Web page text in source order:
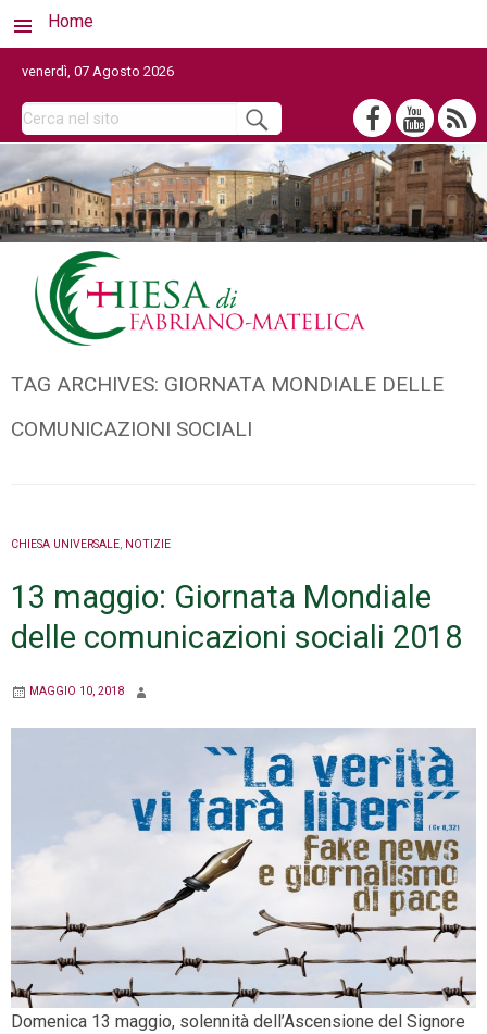
Home
venerdì, 07 Agosto 2026
TAG ARCHIVES: GIORNATA MONDIALE DELLE
COMUNICAZIONI SOCIALI
CHIESA UNIVERSALE, NOTIZIE
13 maggio: Giornata Mondiale
delle comunicazioni sociali 2018
MAGGIO 10, 2018
Domenica 13 maggio, solennità dell’Ascensione del Signore